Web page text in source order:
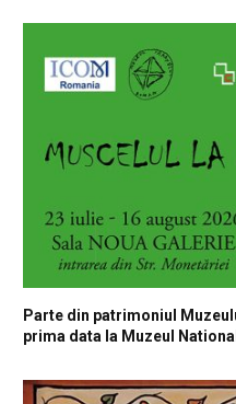
Parte din patrimoniul
prima data la Muzeul